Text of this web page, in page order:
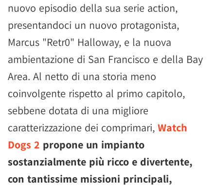
nuovo episodio della sua serie action,
presentandoci un nuovo protagonista,
Marcus "Retr0" Halloway, e la nuova
ambientazione di San Francisco e della Bay
Area. Al netto di una storia meno
coinvolgente rispetto al primo capitolo,
sebbene dotata di una migliore
caratterizzazione dei comprimari, Watch
Dogs 2 propone un impianto
sostanzialmente più ricco e divertente,
con tantissime missioni principali,